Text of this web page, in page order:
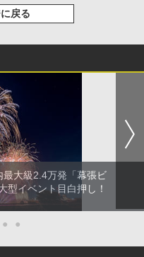
戻る
大級2.4万発「幕張ビ
型イベント目白押し！
● ●